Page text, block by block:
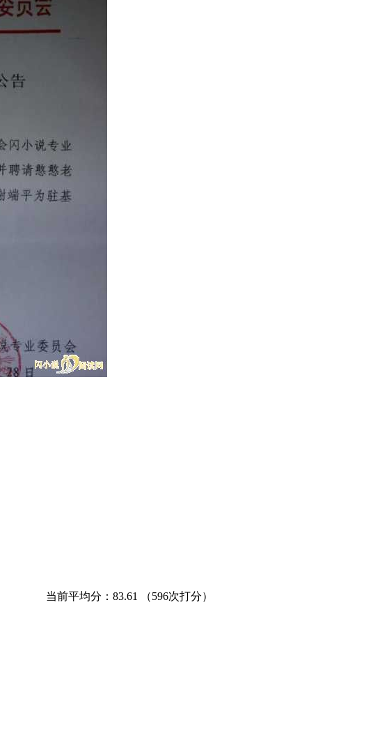
当前平均分： 83.61 （596次打分）